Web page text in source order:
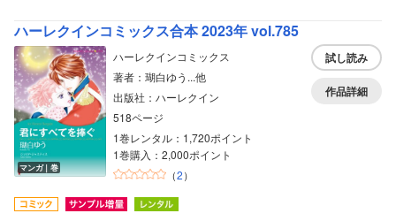
ハーレクインコミックス合本 2023年 vol.785
マンガ｜巻
ハーレクインコミックス
著者：瑚白ゆう...他
出版社：ハーレクイン
518ページ
1巻レンタル：1,720ポイント
1巻購入：2,000ポイント
（2）
試し読み
作品詳細